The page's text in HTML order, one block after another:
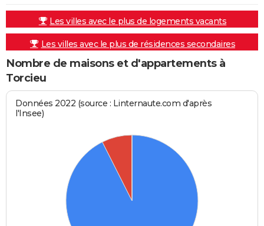
Les villes avec le plus de logements vacants
Les villes avec le plus de résidences secondaires
Nombre de maisons et d'appartements à
Torcieu
Données 2022 (source : Linternaute.com d'après
l'Insee)